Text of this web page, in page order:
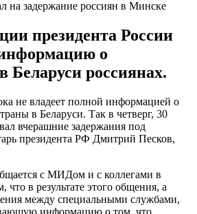
президента России
о
Беларуси россиянах.
не владеет полной информацией о
в Беларуси. Так в четверг, 30
вчерашние задержания под
президента РФ Дмитрий Песков,
с МИДом и с коллегами в
в результате этого общения, а
между специальными службами,
информацию о том, что